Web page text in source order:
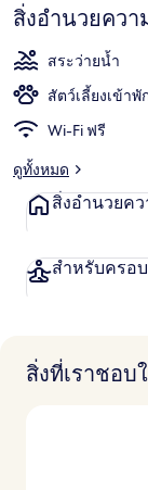
สิ่งอำนวยคว
สระว่ายน้ำ
สัตว์เลี้ยงเข้าพั
Wi-Fi ฟรี
ดูทั้งหมด
สิ่งอำนวยค
สำหรับครอ
สิ่งที่เราชอ